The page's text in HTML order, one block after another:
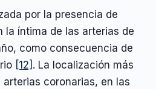
por la presencia de
la íntima de las arterias de
como consecuencia de
[12] . La localización más
coronarias, en las